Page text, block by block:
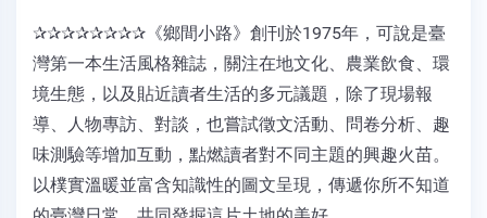
✰✰✰✰✰✰✰✰《鄉間小路》創刊於1975年，可說是臺
灣第一本生活風格雜誌，關注在地文化、農業飲食、環
境生態，以及貼近讀者生活的多元議題，除了現場報
導、人物專訪、對談，也嘗試徵文活動、問卷分析、趣
味測驗等增加互動，點燃讀者對不同主題的興趣火苗。
以樸實溫暖並富含知識性的圖文呈現，傳遞你所不知道